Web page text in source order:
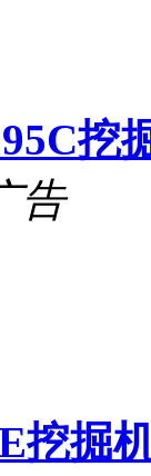
挖
告
挖掘